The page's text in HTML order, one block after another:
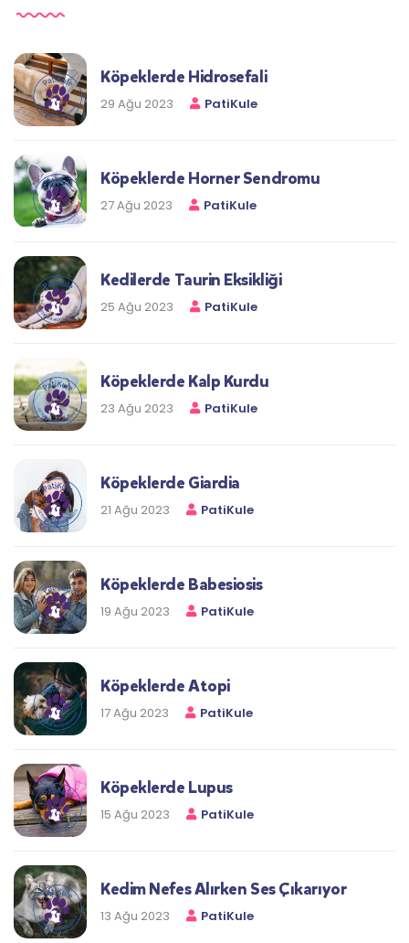
Köpeklerde Hidrosefali
29 Ağu 2023 PatiKule
Köpeklerde Horner Sendromu
27 Ağu 2023 PatiKule
Kedilerde Taurin Eksikliği
25 Ağu 2023 PatiKule
Köpeklerde Kalp Kurdu
23 Ağu 2023 PatiKule
Köpeklerde Giardia
21 Ağu 2023 PatiKule
Köpeklerde Babesiosis
19 Ağu 2023 PatiKule
Köpeklerde Atopi
17 Ağu 2023 PatiKule
Köpeklerde Lupus
15 Ağu 2023 PatiKule
Kedim Nefes Alırken Ses Çıkarıyor
13 Ağu 2023 PatiKule